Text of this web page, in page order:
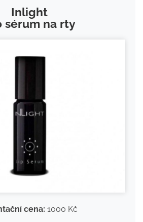
Inlight
sérum na rty
cena: 1000 Kč